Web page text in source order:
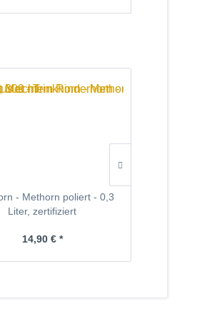
- Methorn poliert - 0,3
Liter, zertifiziert
14,90 € *